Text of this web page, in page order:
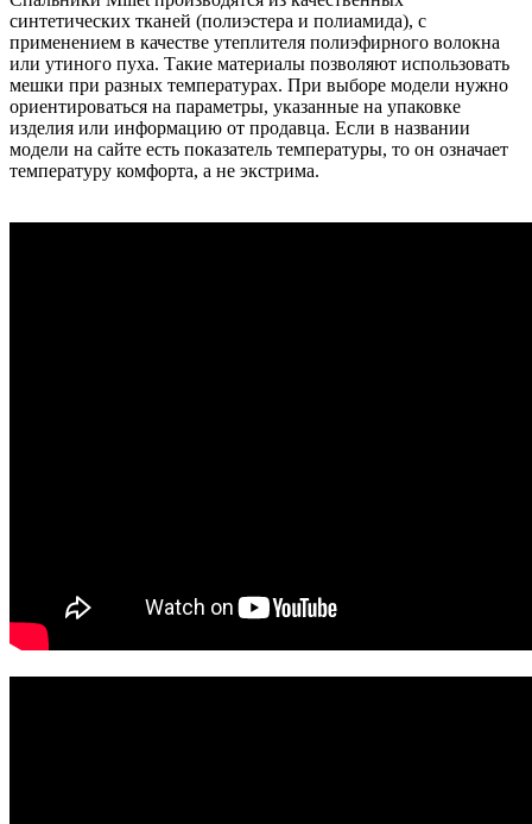
синтетических тканей (полиэстера и полиамида), с
применением в качестве утеплителя полиэфирного волокна
или утиного пуха. Такие материалы позволяют использовать
мешки при разных температурах. При выборе модели нужно
ориентироваться на параметры, указанные на упаковке
изделия или информацию от продавца. Если в названии
модели на сайте есть показатель температуры, то он означает
температуру комфорта, а не экстрима.